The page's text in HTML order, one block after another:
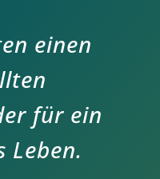
einen
für ein
Leben.